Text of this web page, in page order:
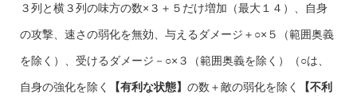
３列と横３列の味方の数×３＋５だけ増加（最大１４）、自身
の攻撃、速さの弱化を無効、与えるダメージ＋○×５（範囲奥義
を除く）、受けるダメージ－○×３（範囲奥義を除く）（○は、
自身の強化を除く 【有利な状態】 の数＋敵の弱化を除く 【不利